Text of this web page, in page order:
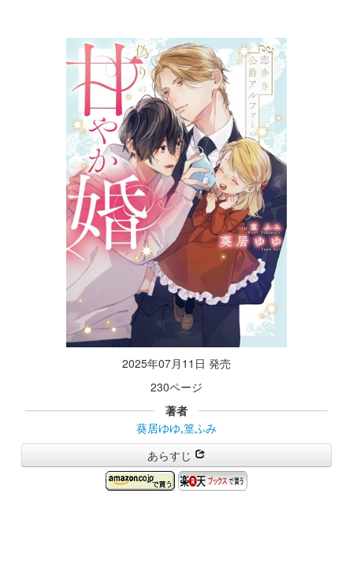
2025年07月11日 発売
230ページ
著者
葵居ゆゆ,篁ふみ
あらすじ